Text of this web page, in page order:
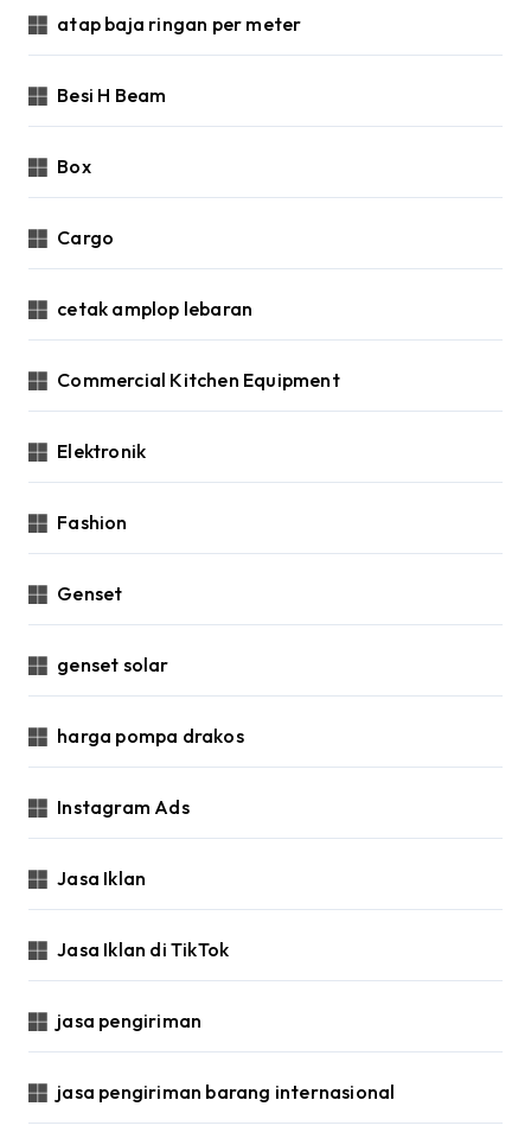
atap baja ringan per meter
Besi H Beam
Box
Cargo
cetak amplop lebaran
Commercial Kitchen Equipment
Elektronik
Fashion
Genset
genset solar
harga pompa drakos
Instagram Ads
Jasa Iklan
Jasa Iklan di TikTok
jasa pengiriman
jasa pengiriman barang internasional